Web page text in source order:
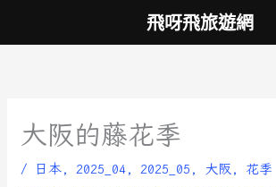
大阪的藤花季
/ 日本, 2025_04, 2025_05 , 大阪 , 花季
飛呀飛旅遊網